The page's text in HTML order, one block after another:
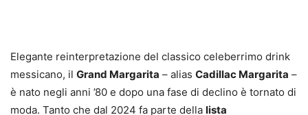
Elegante reinterpretazione del classico celeberrimo drink
messicano, il Grand Margarita – alias Cadillac Margarita –
è nato negli anni ’80 e dopo una fase di declino è tornato di
moda. Tanto che dal 2024 fa parte della lista